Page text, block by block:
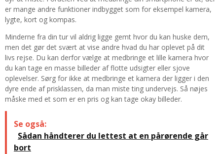
er mange andre funktioner indbygget som for eksempel kamera,
lygte, kort og kompas.
Minderne fra din tur vil aldrig ligge gemt hvor du kan huske dem,
men det gør det svært at vise andre hvad du har oplevet på dit
livs rejse. Du kan derfor vælge at medbringe et lille kamera hvor
du kan tage en masse billeder af flotte udsigter eller sjove
oplevelser. Sørg for ikke at medbringe et kamera der ligger i den
dyre ende af prisklassen, da man miste ting undervejs. Så nøjes
måske med et som er en pris og kan tage okay billeder.
Se også:
Sådan håndterer du lettest at en pårørende går
bort